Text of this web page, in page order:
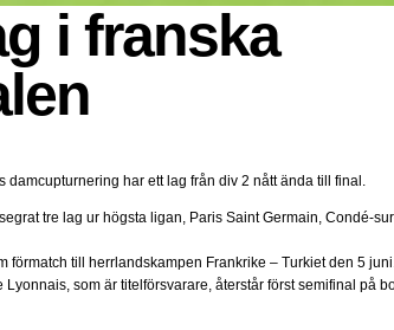
i franska
damcupturnering har ett lag från div 2 nått ända till final.
tre lag ur högsta ligan, Paris Saint Germain, Condé-
förmatch till herrlandskampen Frankrike – Turkiet den 5
Lyonnais, som är titelförsvarare, återstår först semifinal på